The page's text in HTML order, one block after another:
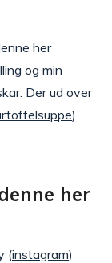
her
og min
Der ud over
)
her
(instagram)